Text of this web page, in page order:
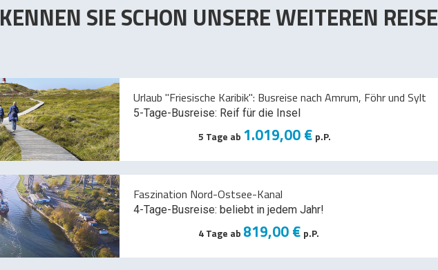
KENNEN SIE SCHON UNSERE WEITEREN
Urlaub "Friesische Karibik": Busreise nach Amrum, Föhr und Sylt
5-Tage-Busreise: Reif für die Insel
5 Tage ab 1.019,00 € p.P.
Faszination Nord-Ostsee-Kanal
4-Tage-Busreise: beliebt in jedem Jahr!
4 Tage ab 819,00 € p.P.